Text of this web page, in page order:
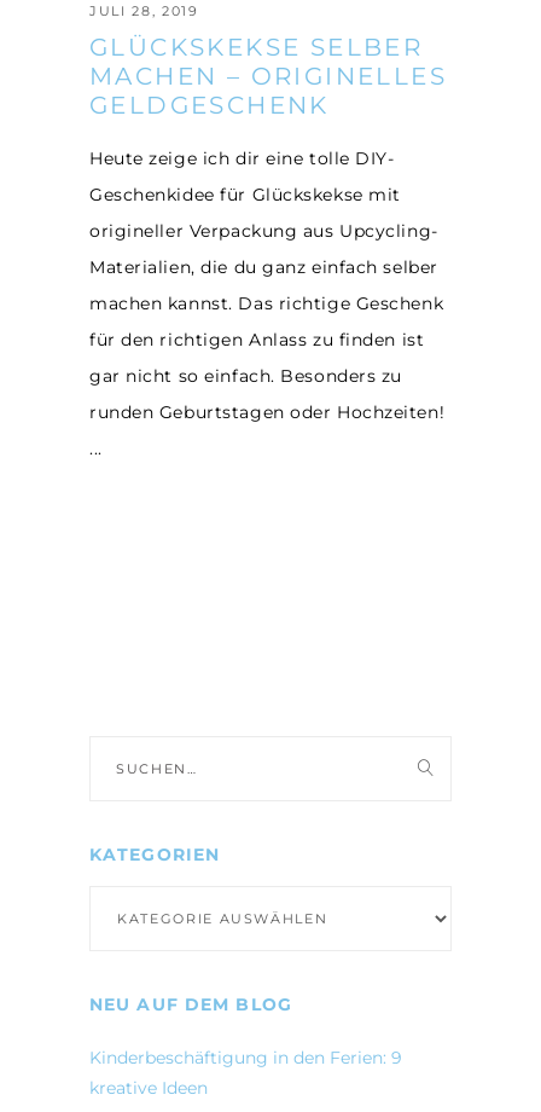
JULI 28, 2019
GLÜCKSKEKSE SELBER
MACHEN – ORIGINELLES
GELDGESCHENK
Heute zeige ich dir eine tolle DIY-
Geschenkidee für Glückskekse mit
origineller Verpackung aus Upcycling-
Materialien, die du ganz einfach selber
machen kannst. Das richtige Geschenk
für den richtigen Anlass zu finden ist
gar nicht so einfach. Besonders zu
runden Geburtstagen oder Hochzeiten!
nach:
KATEGORIEN
NEU AUF DEM BLOG
Kinderbeschäftigung in den Ferien: 9
kreative Ideen